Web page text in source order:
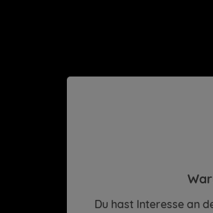
Du hast Interesse an